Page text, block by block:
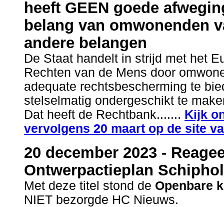
heeft GEEN goede
belang van omwonenden
andere belangen
De Staat handelt in strijd met het
Rechten van de Mens door
adequate rechtsbescherming te
stelselmatig ondergeschikt te
Dat heeft de Rechtbank....... Kijk
vervolgens 20 maart op de site
20 december 2023 -
Ontwerpactieplan
Met deze titel stond de Openbare
NIET bezorgde HC Nieuws.